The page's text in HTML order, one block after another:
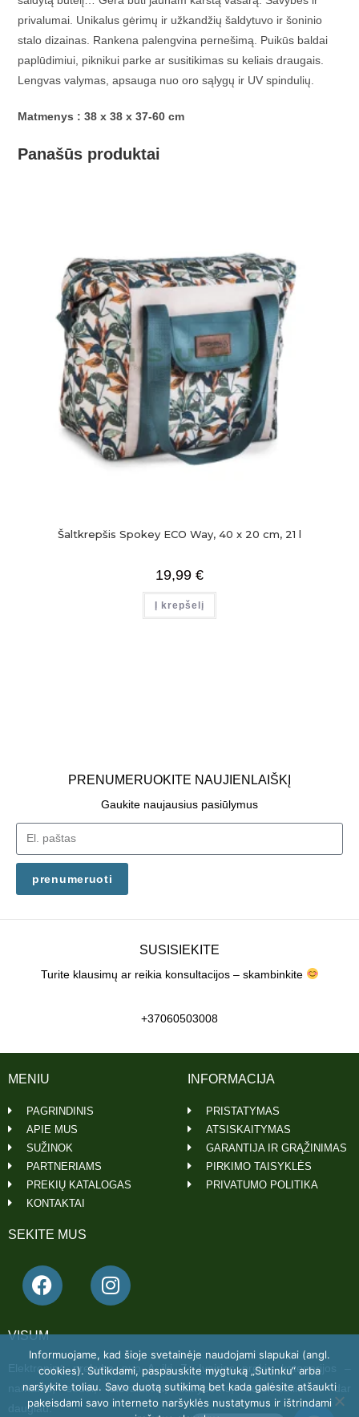
privalumai. Unikalus gėrimų ir užkandžių šaldytuvo ir šoninio
stalo dizainas. Rankena palengvina pernešimą. Puikūs baldai
paplūdimiui, piknikui parke ar susitikimas su keliais draugais.
Lengvas valymas, apsauga nuo oro sąlygų ir UV spindulių.
Matmenys : 38 x 38 x 37-60 cm
Panašūs produktai
Šaltkrepšis Spokey ECO Way, 40 x 20 cm, 21 l
19,99 €
Į krepšelį
PRENUMERUOKITE NAUJIENLAIŠKĮ
Gaukite naujausius pasiūlymus
prenumeruoti
SUSISIEKITE
Turite klausimų ar reikia konsultacijos – skambinkite
+37060503008
VISUM
Elektroninė prekyba nuo A iki Z. Įvairios prekių kategorijos –
namams, sodui, laisvalaikiui, statyboms, automobiliui ir dar
daugiau.
SEKITE MUS
INFORMACIJA
PRISTATYMAS
ATSISKAITYMAS
GARANTIJA IR GRĄŽINIMAS
PIRKIMO TAISYKLĖS
PRIVATUMO POLITIKA
MENIU
PAGRINDINIS
APIE MUS
SUŽINOK
PARTNERIAMS
PREKIŲ KATALOGAS
KONTAKTAI
Informuojame, kad šioje svetainėje naudojami slapukai (angl.
cookies). Sutikdami, paspauskite mygtuką „Sutinku“ arba
naršykite toliau. Savo duotą sutikimą bet kada galėsite atšaukti
pakeisdami savo interneto naršyklės nustatymus ir ištrindami